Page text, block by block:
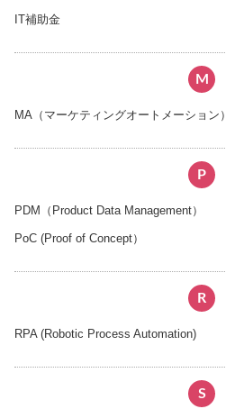
IT補助金
M
MA（マーケティングオートメーション）
P
PDM（Product Data Management）
PoC (Proof of Concept）
R
RPA (Robotic Process Automation)
S